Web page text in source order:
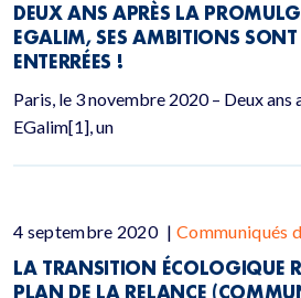
DEUX ANS APRÈS LA
EGALIM, SES AMBITIONS
ENTERRÉES !
Paris, le 3 novembre 2020 – Deux ans
EGalim[1], un
4 septembre 2020 | Communiqués
LA TRANSITION ÉCOLOGIQUE
PLAN DE LA RELANCE